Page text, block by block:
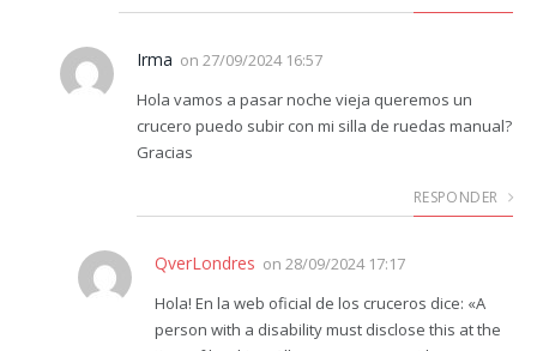
Irma on 27/09/2024 16:57
Hola vamos a pasar noche vieja queremos un
crucero puedo subir con mi silla de ruedas manual?
Gracias
RESPONDER
QverLondres on 28/09/2024 17:17
Hola! En la web oficial de los cruceros dice: «A
person with a disability must disclose this at the